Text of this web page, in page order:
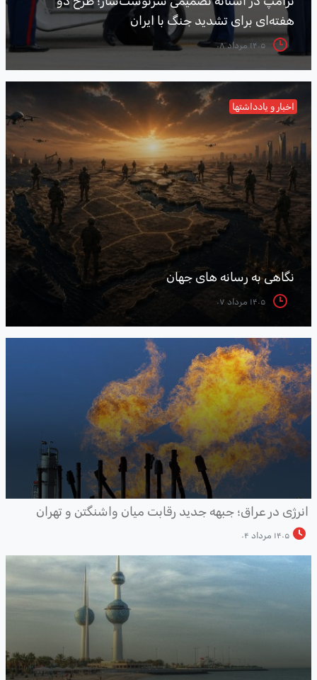
هفته‌ای برای تشدید جنگ با ایران
۱۴۰۵ مرداد ۰۸
نگاهی به رسانه های جهان
۱۴۰۵ مرداد ۰۷
اخبار و یادداشتها
در عراق؛ جبهه جدید رقابت میان واشنگتن و تهران
۱۴۰۵ مرداد ۰۴